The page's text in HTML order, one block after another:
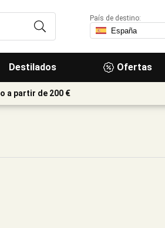
Destilados Ofertas
País de destino:
a partir de 200 €